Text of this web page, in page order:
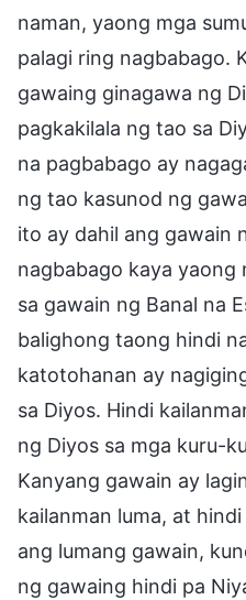
naman, yaong mga
palagi ring nagbabago.
gawaing ginagawa ng
pagkakilala ng tao sa
na pagbabago ay
ng tao kasunod ng
ito ay dahil ang gawain
nagbabago kaya yaong
sa gawain ng Banal na
balighong taong hindi
katotohanan ay
sa Diyos. Hindi
ng Diyos sa mga kuru-
Kanyang gawain ay
kailanman luma, at
ang lumang gawain,
ng gawaing hindi pa